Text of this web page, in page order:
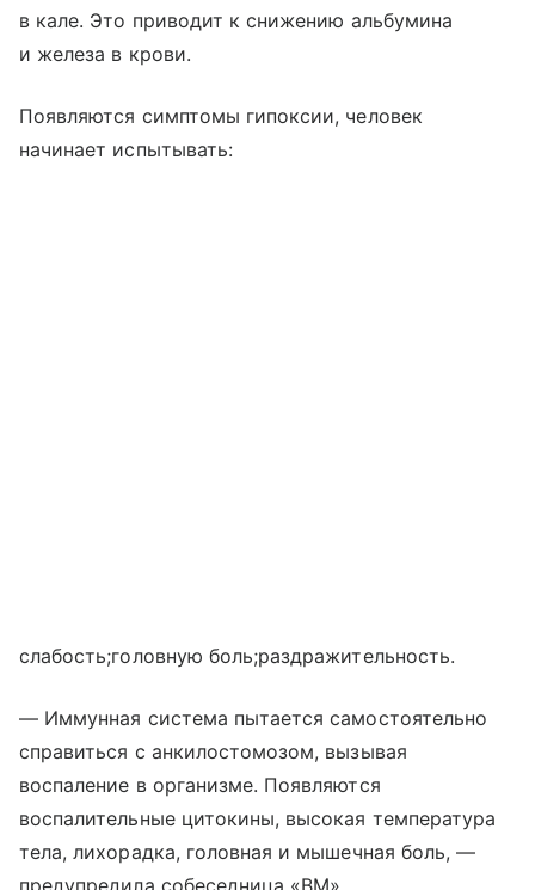
в кале. Это приводит к снижению альбумина
и железа в крови.
Появляются симптомы гипоксии, человек
начинает испытывать:
слабость;головную боль;раздражительность.
— Иммунная система пытается самостоятельно
справиться с анкилостомозом, вызывая
воспаление в организме. Появляются
воспалительные цитокины, высокая температура
тела, лихорадка, головная и мышечная боль, —
предупредила собеседница «ВМ».